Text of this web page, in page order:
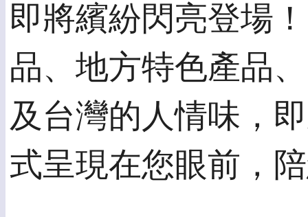
即將繽紛閃亮登場
品、地方特色產品
及台灣的人情味，
式呈現在您眼前，